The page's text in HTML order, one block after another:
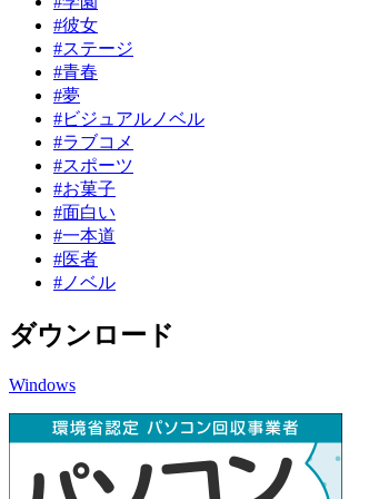
#彼女
#ステージ
#青春
#夢
#ビジュアルノベル
#ラブコメ
#スポーツ
#お菓子
#面白い
#一本道
#医者
#ノベル
ダウンロード
Windows